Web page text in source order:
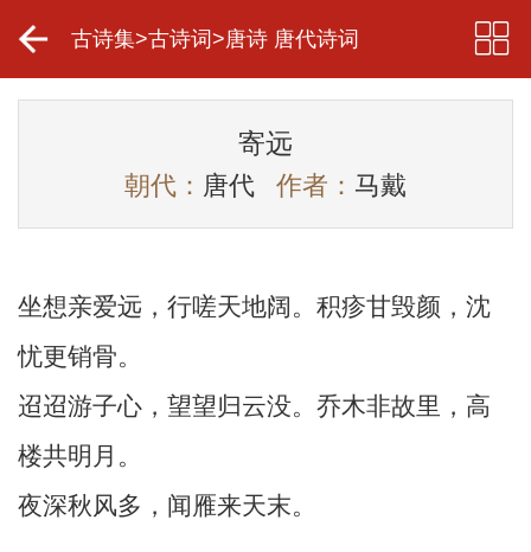
古诗集>古诗词 >唐诗 唐代诗词
寄远
朝代： 唐代 作者： 马戴
坐想亲爱远，行嗟天地阔。积疹甘毁颜，沈
忧更销骨。
迢迢游子心，望望归云没。乔木非故里，高
楼共明月。
夜深秋风多，闻雁来天末。